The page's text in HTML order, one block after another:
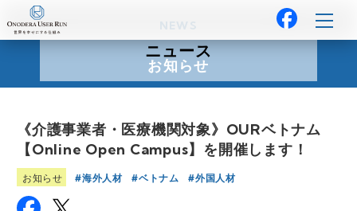
ニュース
お知らせ
《介護事業者・医療機関対象》OURベトナム
【Online Open Campus】を開催します！
お知らせ 海外人材 ベトナム 外国人材